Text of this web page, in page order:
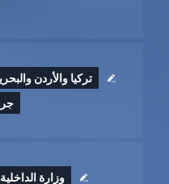
تركيا والأردن
وزارة